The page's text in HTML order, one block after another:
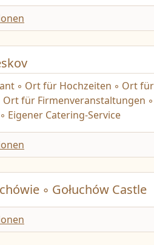
◦ Ort für Hochzeiten ◦ Ort
für Firmenveranstaltungen ◦
Eigener Catering-Service
◦ Gołuchów Castle